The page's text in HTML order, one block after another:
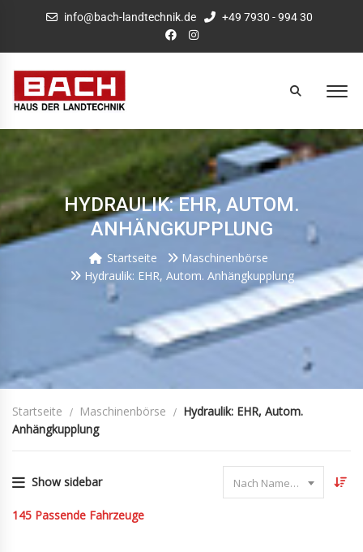
info@bach-landtechnik.de +49 7930 - 994 30
HYDRAULIK: EHR, AUTOM.
ANHÄNGKUPPLUNG
Startseite
Maschinenbörse
Hydraulik: EHR, Autom. Anhängkupplung
Startseite Maschinenbörse
Hydraulik: EHR, Autom.
Anhängkupplung
Show sidebar Nach Name sortieren
145 Passende Fahrzeuge